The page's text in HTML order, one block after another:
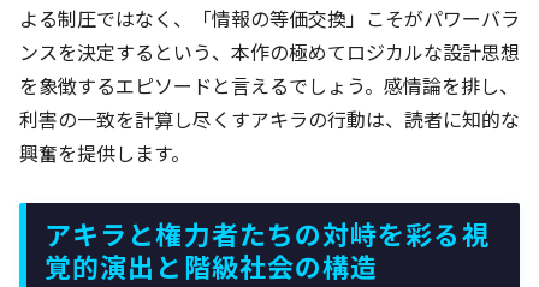
よる制圧ではなく、「情報の等価交換」こそがパワーバラ
ンスを決定するという、本作の極めてロジカルな設計思想
を象徴するエピソードと言えるでしょう。感情論を排し、
利害の一致を計算し尽くすアキラの行動は、読者に知的な
興奮を提供します。
アキラと権力者たちの対峙を彩る視
覚的演出と階級社会の構造